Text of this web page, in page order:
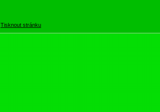
Tisknout stránku